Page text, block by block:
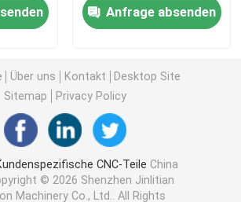
CNC
Metallteil-Herstellung
Teile
Anfrage absenden
Über uns Kontakt
Desktop Site
Sitemap
Privacy Policy
CNC-Teile China
© 2026 Shenzhen Jinlitian
Machinery Co., Ltd.. All Rights